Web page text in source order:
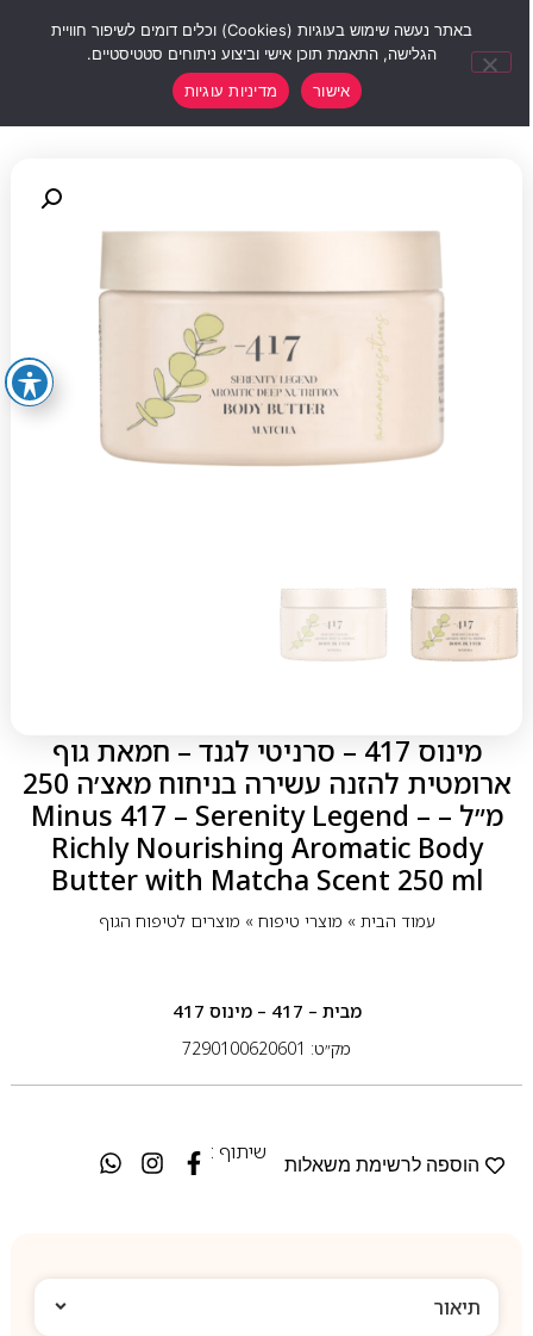
מינוס 417 – סרניטי לגנד – חמאת גוף
ארומטית להזנה עשירה בניחוח מאצ׳ה 250
מ״ל – Minus 417 – Serenity Legend –
Richly Nourishing Aromatic Body
Butter with Matcha Scent 250 ml
עמוד הבית» מוצרי טיפוח» מוצרים לטיפוח הגוף
מבית – 417 – מינוס 417
מק״ט: 7290100620601
הוספה לרשימת משאלות
שיתוף :
תיאור
באתר נעשה שימוש בעוגיות (Cookies) וכלים דומים לשיפור חוויית
הגלישה, התאמת תוכן אישי וביצוע ניתוחים סטטיסטיים.
אישור
מדיניות עוגיות